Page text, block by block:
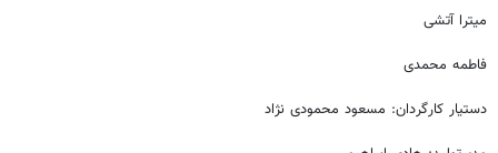
میترا آتشی
فاطمه محمدی
دستیار کارگردان: مسعود محمودی نژاد